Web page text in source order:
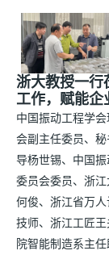
浙大教授一行
工作，赋能企
中国振动工程学
会副主任委员、
导杨世锡、中国
委员会委员、浙
何俊、浙江省万
技师、浙江工匠
院智能制造系主